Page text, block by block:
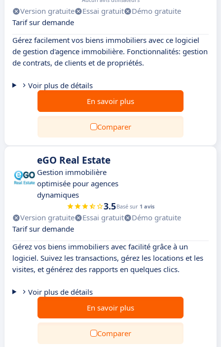
Version gratuite Essai gratuit
Démo gratuite
Tarif sur demande
Gérez facilement vos biens immobiliers avec ce logiciel
de gestion d'agence immobilière. Fonctionnalités: gestion
de contrats, de clients et de propriétés.
Voir plus de détails
En savoir plus
Comparer
eGO Real Estate
Gestion immobilière
optimisée pour agences
dynamiques
3.5Basé sur 1 avis
Version gratuite Essai gratuit
Démo gratuite
Tarif sur demande
Gérez vos biens immobiliers avec facilité grâce à un
logiciel. Suivez les transactions, gérez les locations et les
visites, et générez des rapports en quelques clics.
Voir plus de détails
En savoir plus
Comparer